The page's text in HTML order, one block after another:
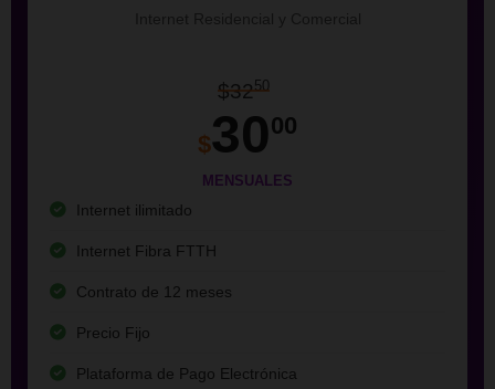
$3250
$3000
MENSUALES
Internet ilimitado
Internet Fibra FTTH
Contrato de 12 meses
Precio Fijo
Plataforma de Pago Electrónica